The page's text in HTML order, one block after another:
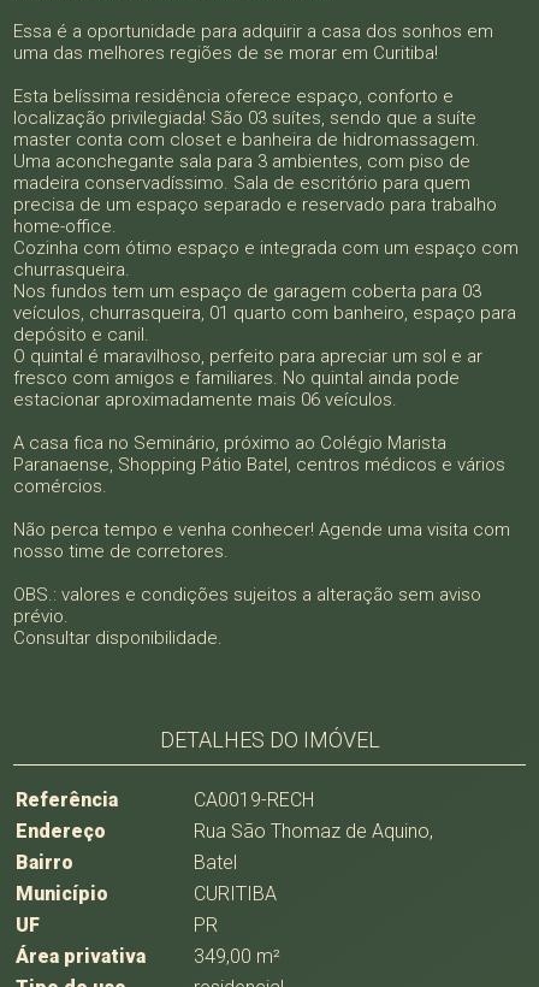
Essa é a oportunidade para adquirir a casa dos sonhos em
uma das melhores regiões de se morar em Curitiba!
Esta belíssima residência oferece espaço, conforto e
localização privilegiada! São 03 suítes, sendo que a suíte
master conta com closet e banheira de hidromassagem.
Uma aconchegante sala para 3 ambientes, com piso de
madeira conservadíssimo. Sala de escritório para quem
precisa de um espaço separado e reservado para trabalho
home-office.
Cozinha com ótimo espaço e integrada com um espaço com
churrasqueira.
Nos fundos tem um espaço de garagem coberta para 03
veículos, churrasqueira, 01 quarto com banheiro, espaço para
depósito e canil.
O quintal é maravilhoso, perfeito para apreciar um sol e ar
fresco com amigos e familiares. No quintal ainda pode
estacionar aproximadamente mais 06 veículos.
A casa fica no Seminário, próximo ao Colégio Marista
Paranaense, Shopping Pátio Batel, centros médicos e vários
comércios.
Não perca tempo e venha conhecer! Agende uma visita com
nosso time de corretores.
OBS.: valores e condições sujeitos a alteração sem aviso
prévio.
Consultar disponibilidade.
DETALHES DO IMÓVEL
Referência
CA0019-RECH
Endereço
Rua São Thomaz de Aquino,
Bairro
Batel
Município
CURITIBA
UF
PR
Área privativa
349,00 m²